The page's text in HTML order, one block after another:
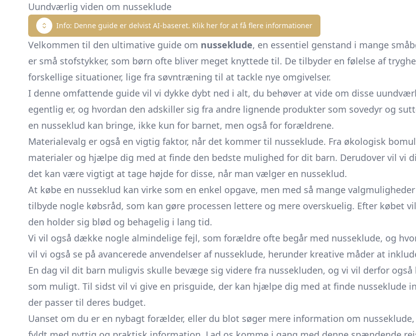
Uundværlig viden om nusseklude
Info: Denne guide er delvist AI-baseret. Klik her for at få flere informationer
Velkommen til den ultimative guide om nusseklude, en essentiel genstand i mange
er små stofstykker, som børn ofte bliver meget knyttede til. De tilbyder en følelse af
forskellige situationer, lige fra søvntræning til at tackle nye omgivelser.
I denne omfattende guide vil vi dykke dybt ned i alt, du behøver at vide om disse
egentlig er, og hvordan den adskiller sig fra andre lignende produkter som sovedyr og
en nusseklud kan bringe, ikke kun for barnet, men også for forældrene.
Materialevalg er også en vigtig faktor, når det kommer til nusseklude. Fra økologisk
materialer og hjælpe dig med at finde den bedste mulighed for dit barn. Derudover vil vi
det kan være vigtigt at tage højde for disse, når man vælger en nusseklud.
At købe en nusseklud kan virke som en enkel opgave, men med så mange
tilbyde nogle købsråd, som kan gøre processen lettere og mere overskuelig. Efter købet
den holder sig blød og behagelig i lang tid.
Vi vil også dække nogle almindelige fejl, som forældre ofte begår med nusseklude, og
vil vi også se på avancerede anvendelser af nusseklude, herunder kreative måder at
En dag vil dit barn muligvis skulle bevæge sig videre fra nussekluden, og vi vil derfor
som muligt. Til sidst vil vi give en prisguide, der kan hjælpe dig med at finde nusseklude
der passer til deres budget.
Uanset om du er en nybagt forælder, eller du blot søger mere information om